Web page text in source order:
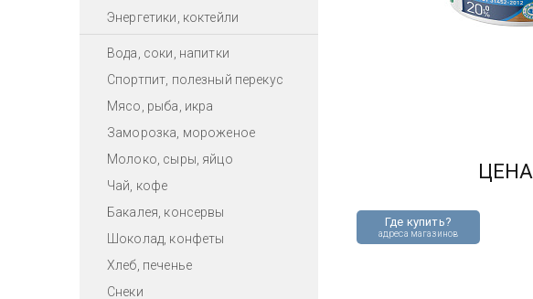
Энергетики, коктейли
Вода, соки, напитки
Спортпит, полезный перекус
Мясо, рыба, икра
Заморозка, мороженое
Молоко, сыры, яйцо
Чай, кофе
Бакалея, консервы
Шоколад, конфеты
Хлеб, печенье
Снеки
Где купить?
адреса магазинов
ЦЕНА